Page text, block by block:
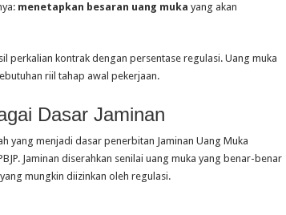
menetapkan besaran uang muka yang akan
perkalian kontrak dengan persentase regulasi. Uang muka
riil tahap awal pekerjaan.
Dasar Jaminan
yang menjadi dasar penerbitan Jaminan Uang Muka
Jaminan diserahkan senilai uang muka yang benar-benar
mungkin diizinkan oleh regulasi.